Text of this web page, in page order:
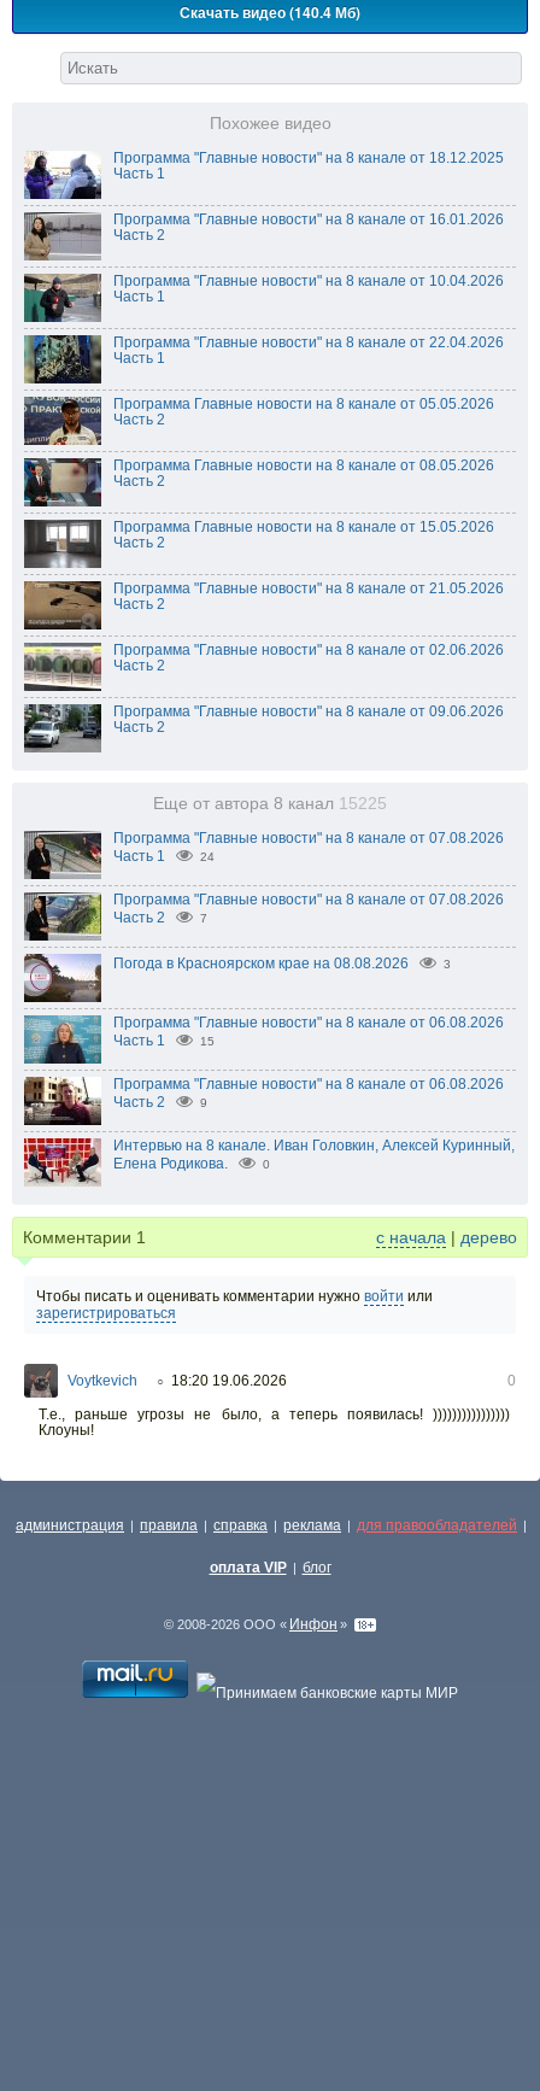
Скачать видео (140.4 Мб)
Похожее видео
Программа "Главные новости" на 8 канале от 18.12.2025
Часть 1
Программа "Главные новости" на 8 канале от 16.01.2026
Часть 2
Программа "Главные новости" на 8 канале от 10.04.2026
Часть 1
Программа "Главные новости" на 8 канале от 22.04.2026
Часть 1
Программа Главные новости на 8 канале от 05.05.2026
Часть 2
Программа Главные новости на 8 канале от 08.05.2026
Часть 2
Программа Главные новости на 8 канале от 15.05.2026
Часть 2
Программа "Главные новости" на 8 канале от 21.05.2026
Часть 2
Программа "Главные новости" на 8 канале от 02.06.2026
Часть 2
Программа "Главные новости" на 8 канале от 09.06.2026
Часть 2
Еще от автора 8 канал 15225
Программа "Главные новости" на 8 канале от 07.08.2026
Часть 1
24
Программа "Главные новости" на 8 канале от 07.08.2026
Часть 2
7
Погода в Красноярском крае на 08.08.2026 3
Программа "Главные новости" на 8 канале от 06.08.2026
Часть 1
15
Программа "Главные новости" на 8 канале от 06.08.2026
Часть 2
9
Интервью на 8 канале. Иван Головкин, Алексей Куринный,
Елена Родикова.
0
Комментарии 1 с начала | дерево
Чтобы писать и оценивать комментарии нужно войти или
зарегистрироваться
Voytkevich ○ 18:20 19.06.2026
0
Т.е., раньше угрозы не было, а теперь появилась! ))))))))))))))))
Клоуны!
администрация | правила | справка | реклама | для правообладателей |
оплата VIP | блог
© 2008-2026 ООО « Инфон »